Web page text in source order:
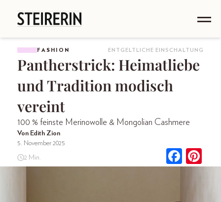
FASHION ENTGELTLICHE EINSCHALTUNG
Pantherstrick: Heimatliebe
und Tradition modisch
vereint
100 % feinste Merinowolle & Mongolian Cashmere
Von Edith Zion
5. November 2025
2 Min.